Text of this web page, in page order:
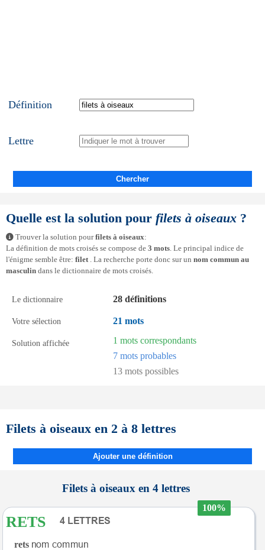
Définition
Lettre
Chercher
Quelle est la solution pour filets à oiseaux ?
Trouver la solution pourfilets à oiseaux:
La définition de mots croisés se compose de 3 mots. Le principal indice de
l'énigme semble être: filet. La recherche porte donc sur un nom commun au
masculin dans le dictionnaire de mots croisés.
Le dictionnaire 28 définitions
Votre sélection 21 mots
Solution affichée
1 mots correspondants
7 mots probables
13 mots possibles
Filets à oiseaux en 2 à 8 lettres
Ajouter une définition
Filets à oiseaux en 4 lettres
100%
RETS
rets